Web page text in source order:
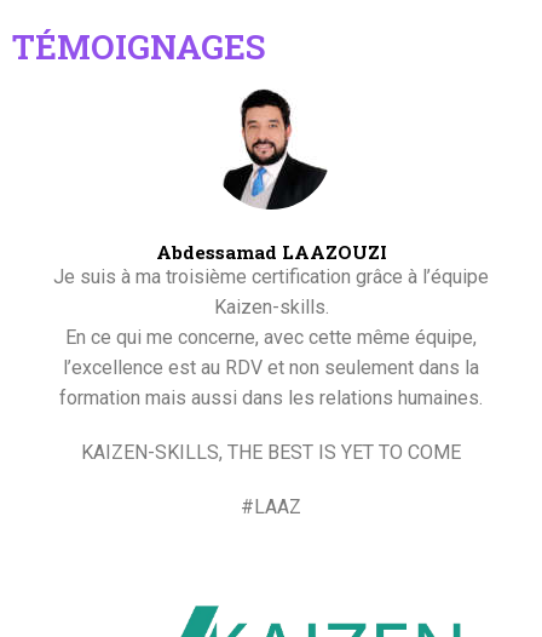
TÉMOIGNAGES
Abdessamad LAAZOUZI
Je suis à ma troisième certification grâce à l’équipe
Kaizen-skills.
En ce qui me concerne, avec cette même équipe,
l’excellence est au RDV et non seulement dans la
formation mais aussi dans les relations humaines.
KAIZEN-SKILLS, THE BEST IS YET TO COME
#LAAZ